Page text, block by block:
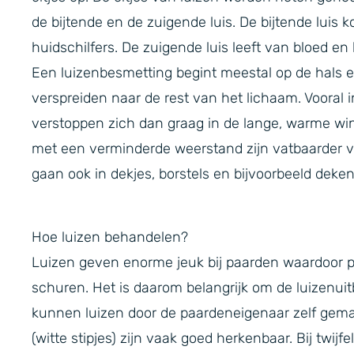
de bijtende en de zuigende luis. De bijtende luis
huidschilfers. De zuigende luis leeft van bloed
Een luizenbesmetting begint meestal op de hals
verspreiden naar de rest van het lichaam. Vooral
verstoppen zich dan graag in de lange, warme
met een verminderde weerstand zijn vatbaarder
gaan ook in dekjes, borstels en bijvoorbeeld
Hoe luizen behandelen?
Luizen geven enorme jeuk bij paarden
schuren. Het is daarom belangrijk om de
kunnen luizen door de paardeneigenaar zelf
(witte stipjes) zijn vaak goed herkenbaar. Bij